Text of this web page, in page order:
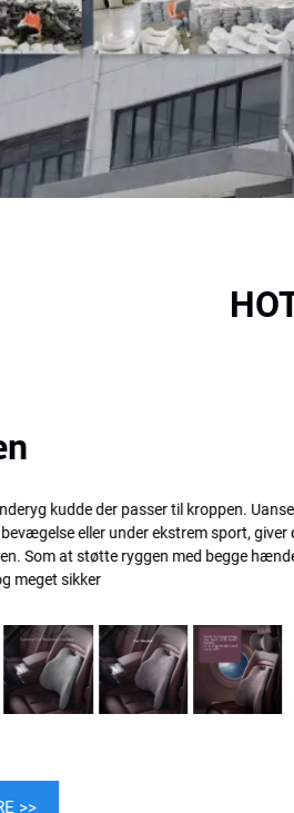
til kroppen. Uanset om bilen
ekstrem sport, giver den sikker
med begge hænder, er den